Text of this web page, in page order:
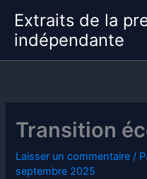
contenu
Extraits de la
indépendante
Transition
Laisser un commentaire /
septembre 2025